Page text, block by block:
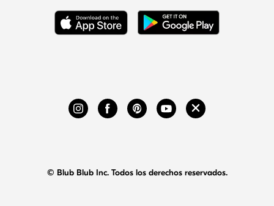
© Blub Blub Inc. Todos los derechos reservados.